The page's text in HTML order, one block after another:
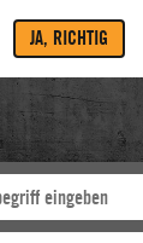
JA, RICHTIG